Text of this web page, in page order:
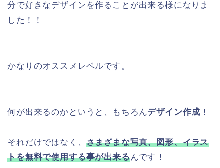
分で好きなデザインを作ることが出来る様になりま
した！！
かなりのオススメレベルです。
何が出来るのかというと、もちろんデザイン作成 ！
それだけではなく、 さまざまな写真、図形、イラス
トを無料で使用する事が出来るんです！